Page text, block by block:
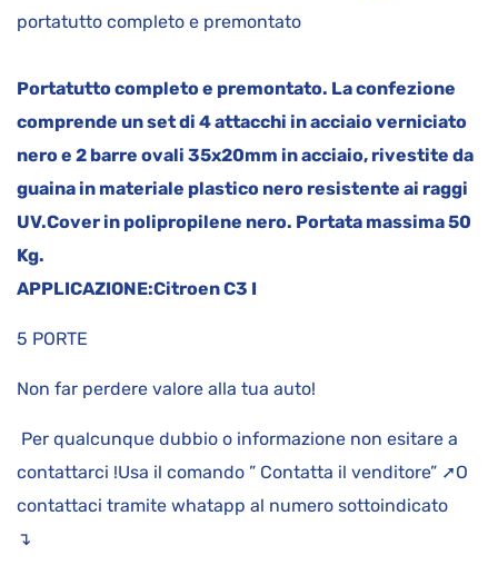
portatutto completo e premontato
Portatutto completo e premontato. La confezione
comprende un set di 4 attacchi in acciaio verniciato
nero e 2 barre ovali 35x20mm in acciaio, rivestite da
guaina in materiale plastico nero resistente ai raggi
UV.Cover in polipropilene nero. Portata massima 50
Kg.
APPLICAZIONE:Citroen C3 I
5 PORTE
Non far perdere valore alla tua auto!
Per qualcunque dubbio o informazione non esitare a
contattarci !Usa il comando ” Contatta il venditore” ➚O
contattaci tramite whatapp al numero sottoindicato
↴